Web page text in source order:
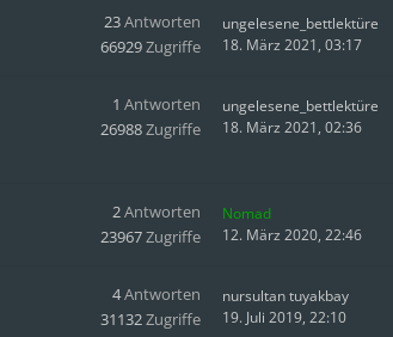
23Antworten
66929Zugriffe
ungelesene_bettlektüre
18. März 2021, 03:17
1 Antworten
26988Zugriffe
ungelesene_bettlektüre
18. März 2021, 02:36
2Antworten
23967Zugriffe
Nomad
12. März 2020, 22:46
4Antworten
31132Zugriffe
nursultan tuyakbay
19. Juli 2019, 22:10